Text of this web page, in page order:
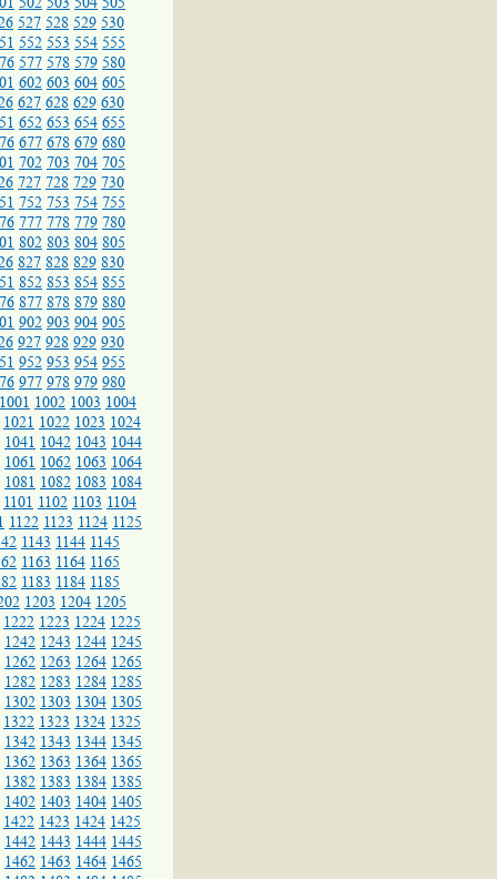
527 528 529 530
552 553 554 555
577 578 579 580
602 603 604 605
627 628 629 630
652 653 654 655
677 678 679 680
702 703 704 705
727 728 729 730
752 753 754 755
777 778 779 780
802 803 804 805
827 828 829 830
852 853 854 855
877 878 879 880
902 903 904 905
927 928 929 930
952 953 954 955
977 978 979 980
1001 1002 1003 1004
1021 1022 1023 1024
1041 1042 1043 1044
1061 1062 1063 1064
1081 1082 1083 1084
1101 1102 1103 1104
1122 1123 1124 1125
1143 1144 1145
1163 1164 1165
1183 1184 1185
1203 1204 1205
1222 1223 1224 1225
1242 1243 1244 1245
1262 1263 1264 1265
1282 1283 1284 1285
1302 1303 1304 1305
1322 1323 1324 1325
1342 1343 1344 1345
1362 1363 1364 1365
1382 1383 1384 1385
1402 1403 1404 1405
1422 1423 1424 1425
1442 1443 1444 1445
1462 1463 1464 1465